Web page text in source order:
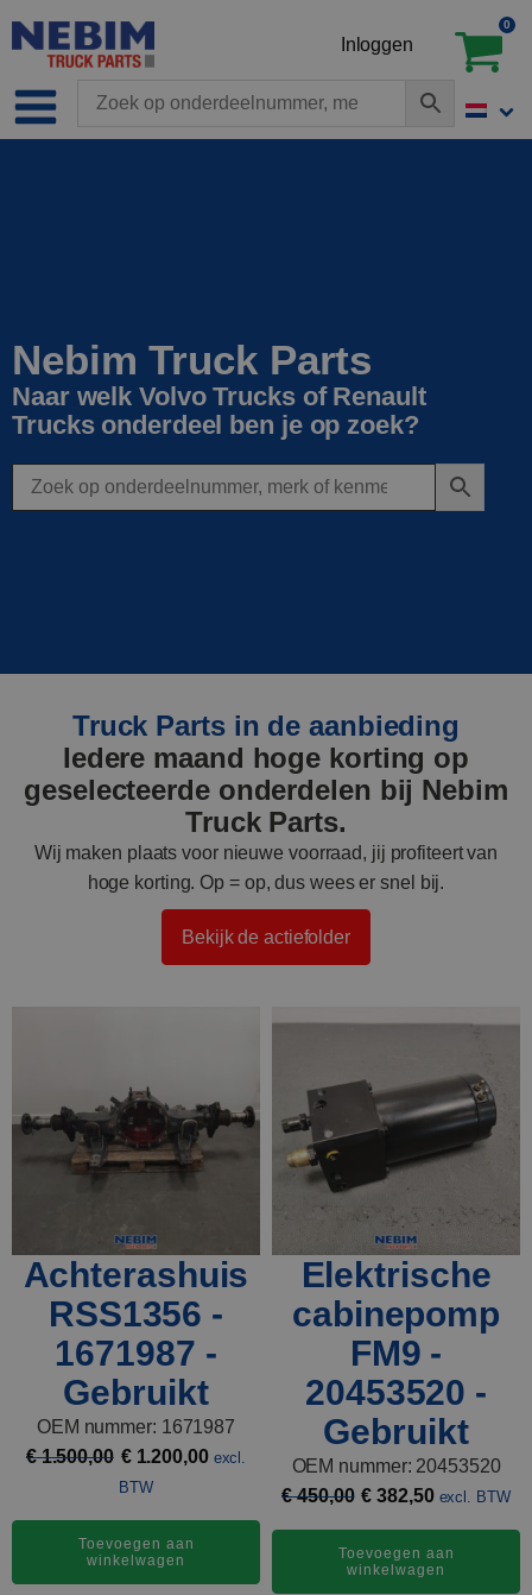
Inloggen
0
Nebim Truck Parts
Naar welk Volvo Trucks of Renault
Trucks onderdeel ben je op zoek?
Truck Parts in de aanbieding
Iedere maand hoge korting op
geselecteerde onderdelen bij Nebim
Truck Parts.
Wij maken plaats voor nieuwe voorraad, jij profiteert van
hoge korting. Op = op, dus wees er snel bij.
Bekijk de actiefolder
Achterashuis
RSS1356 -
1671987 -
Gebruikt
OEM nummer: 1671987
€1.500,00 Oorspronkelijke
prijs
€ 1.500,00.
€1.200,00Huidige
excl.
BTW
Toevoegen aan
winkelwagen
Elektrische
cabinepomp
FM9 -
20453520 -
Gebruikt
OEM nummer: 20453520
€450,00 Oorspronkelijke
was:
€ 450,00.
€ 382,50Huidige
is:
excl. BTW
Toevoegen aan
winkelwagen